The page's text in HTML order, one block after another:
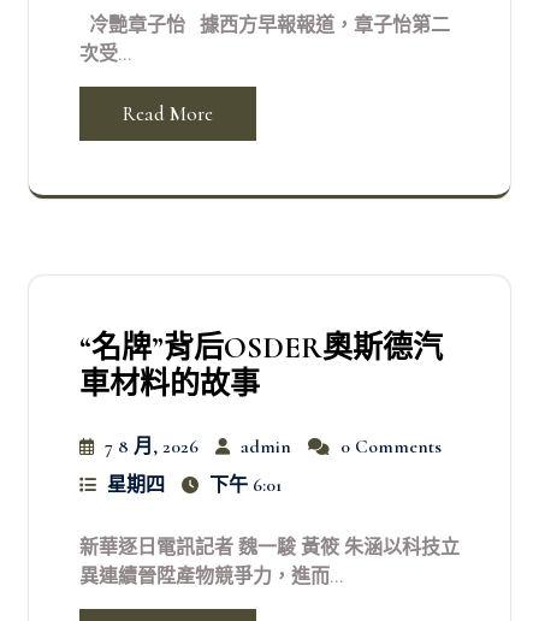
冷艷章子怡 據西方早報報道，章子怡第二
次受...
Read More
“名牌”背后OSDER奧斯德汽
車材料的故事
7 8 月, 2026 admin
0 Comments
星期四
下午 6:01
新華逐日電訊記者 魏一駿 黃筱 朱涵以科技立
異連續晉陞產物競爭力，進而...